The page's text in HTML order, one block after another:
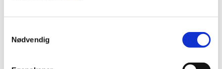
Nødvendig